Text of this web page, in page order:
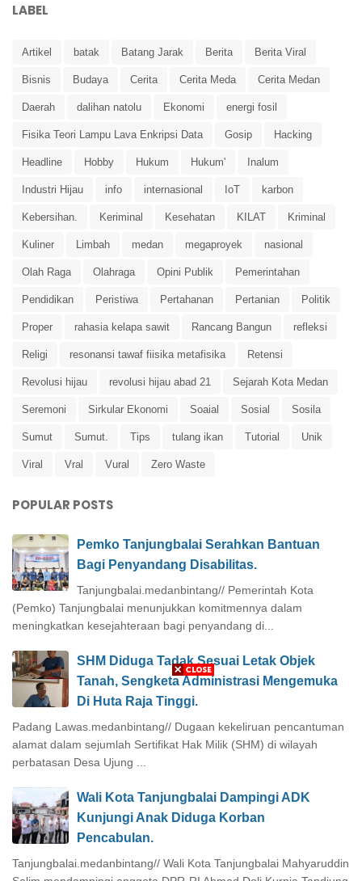
LABEL
Artikel batak Batang Jarak Berita Berita Viral
Bisnis Budaya Cerita Cerita Meda Cerita Medan
Daerah dalihan natolu Ekonomi energi fosil
Fisika Teori Lampu Lava Enkripsi Data Gosip Hacking
Headline Hobby Hukum Hukum' Inalum
Industri Hijau info internasional IoT karbon
Kebersihan. Keriminal Kesehatan KILAT Kriminal
Kuliner Limbah medan megaproyek nasional
Olah Raga Olahraga Opini Publik Pemerintahan
Pendidikan Peristiwa Pertahanan Pertanian Politik
Proper rahasia kelapa sawit Rancang Bangun refleksi
Religi resonansi tawaf fiisika metafisika Retensi
Revolusi hijau revolusi hijau abad 21 Sejarah Kota Medan
Seremoni Sirkular Ekonomi Soaial Sosial Sosila
Sumut Sumut. Tips tulang ikan Tutorial Unik
Viral Vral Vural Zero Waste
POPULAR POSTS
Pemko Tanjungbalai Serahkan Bantuan
Bagi Penyandang Disabilitas.
Tanjungbalai.medanbintang// Pemerintah Kota
(Pemko) Tanjungbalai menunjukkan komitmennya dalam
meningkatkan kesejahteraan bagi penyandang di...
SHM Diduga Tadak Sesuai Letak Objek
Tanah, Sengketa Administrasi Mengemuka
Di Huta Raja Tinggi.
Padang Lawas.medanbintang// Dugaan kekeliruan pencantuman
alamat dalam sejumlah Sertifikat Hak Milik (SHM) di wilayah
perbatasan Desa Ujung ...
Wali Kota Tanjungbalai Dampingi ADK
Kunjungi Anak Diduga Korban
Pencabulan.
Tanjungbalai.medanbintang// Wali Kota Tanjungbalai Mahyaruddin